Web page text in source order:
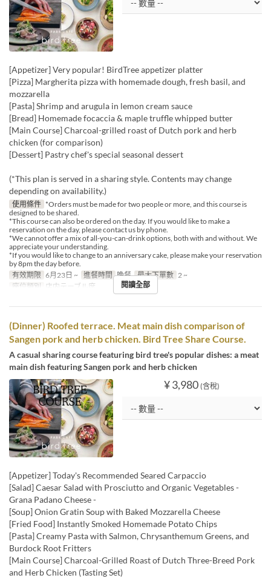
[Appetizer] Very popular! BirdTree appetizer platter
[Pizza] Margherita pizza with homemade dough, fresh basil, and
mozzarella
[Pasta] Shrimp and arugula in lemon cream sauce
[Bread] Homemade focaccia & maple truffle whipped butter
[Main Course] Charcoal-grilled roast of Dutch pork and herb
chicken (for comparison)
[Dessert] Pastry chef's special seasonal dessert
(*This plan is served in a sharing style. Contents may change
depending on availability.)
使用條件 *Orders must be made for two people or more, and this course is
designed to be shared.
*This course can also be ordered on the day. If you would like to make a
reservation on the day, please contact us by phone.
*We cannot offer a mix of all-you-can-drink options, both with and without. We
appreciate your understanding.
*If you would like to change to an anniversary cake, please make your reservation
by 8pm the day before.
有效期限 6月23日 ~ 進餐時間 晚餐 最大下單數 2 ~
座位類別
店内テーブル席 閱讀全部
(Dinner) Roofed terrace. Meat main dish comparison of
Sangen pork and herb chicken. Bird Tree Share Course.
A casual sharing course featuring bird tree's popular dishes: a meat
main dish featuring Sangen pork and herb chicken
¥ 3,980 (含稅)
[Appetizer] Today's Recommended Seared Carpaccio
[Salad] Caesar Salad with Prosciutto and Organic Vegetables -
Grana Padano Cheese -
[Soup] Onion Gratin Soup with Baked Mozzarella Cheese
[Fried Food] Instantly Smoked Homemade Potato Chips
[Pasta] Creamy Pasta with Salmon, Chrysanthemum Greens, and
Burdock Root Fritters
[Main Course] Charcoal-Grilled Roast of Dutch Three-Breed Pork
and Herb Chicken (Tasting Set)